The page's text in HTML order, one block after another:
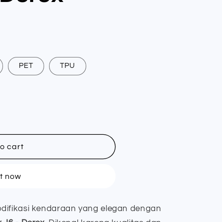
PET TPU
cart
now
kendaraan yang elegan dengan